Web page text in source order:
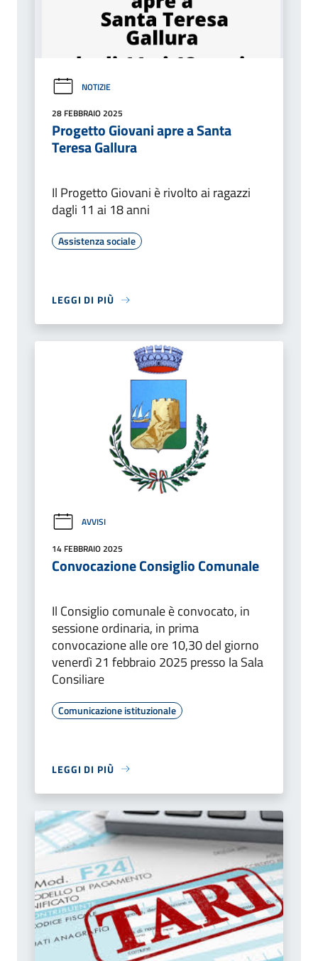
NOTIZIE
28 FEBBRAIO 2025
Progetto Giovani apre a Santa
Teresa Gallura
Il Progetto Giovani è rivolto ai ragazzi
dagli 11 ai 18 anni
Assistenza sociale
LEGGI DI PIÙ
AVVISI
14 FEBBRAIO 2025
Convocazione Consiglio Comunale
Il Consiglio comunale è convocato, in
sessione ordinaria, in prima
convocazione alle ore 10,30 del giorno
venerdì 21 febbraio 2025 presso la Sala
Consiliare
Comunicazione istituzionale
LEGGI DI PIÙ